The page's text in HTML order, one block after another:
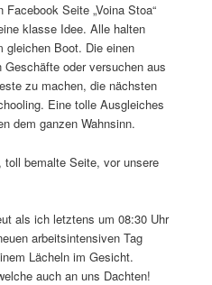
Seite „Voina Stoa“
klasse Idee. Alle halten
gleichen Boot. Die einen
oder versuchen aus
zu machen, die nächsten
Eine tolle Ausgleiches
dem ganzen Wahnsinn.
toll bemalte Seite, vor unsere
als ich letztens um 08:30 Uhr
arbeitsintensiven Tag
Lächeln im Gesicht.
auch an uns Dachten!